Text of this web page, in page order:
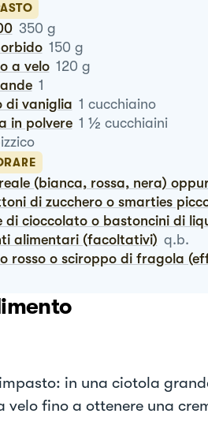
350 g
150 g
a velo 120 g
1
di vaniglia 1 cucchiaino
in polvere 1 ½ cucchiaini
reale (bianca, rossa, nera)
di zucchero o smarties
di cioccolato o bastoncini di
alimentari (facoltativi) q.b.
rosso o sciroppo di fragola
in una ciotola
velo fino a ottenere una